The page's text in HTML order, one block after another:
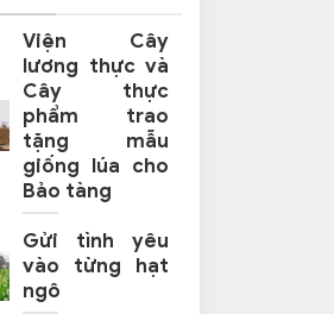
Viện Cây
lương thực và
Cây thực
phẩm trao
tặng mẫu
giống lúa cho
Bảo tàng
Gửi tình yêu
vào từng hạt
ngô